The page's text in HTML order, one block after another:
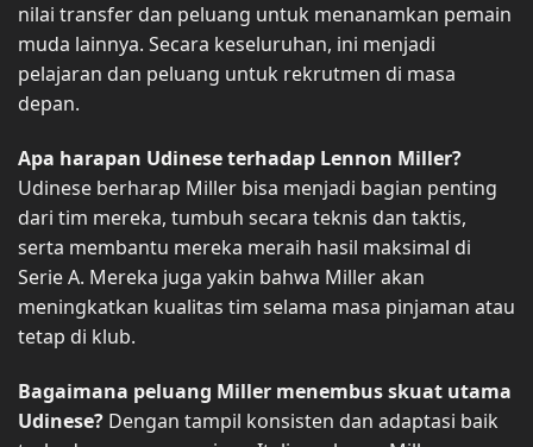
nilai transfer dan peluang untuk menanamkan pemain
muda lainnya. Secara keseluruhan, ini menjadi
pelajaran dan peluang untuk rekrutmen di masa
depan.
Apa harapan Udinese terhadap Lennon Miller?
Udinese berharap Miller bisa menjadi bagian penting
dari tim mereka, tumbuh secara teknis dan taktis,
serta membantu mereka meraih hasil maksimal di
Serie A. Mereka juga yakin bahwa Miller akan
meningkatkan kualitas tim selama masa pinjaman atau
tetap di klub.
Bagaimana peluang Miller menembus skuat utama
Udinese? Dengan tampil konsisten dan adaptasi baik